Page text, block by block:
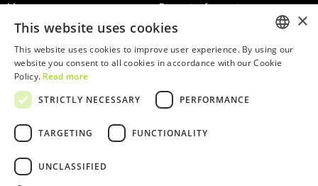
Museos
Agenda
Noticias
Restaurantes
Tarjeta WOW
Grupos y eventos
Servicio educativo
Preguntas frecuentes
Términos y condiciones
Política de privacidad y cookies
Trabaja con nosotros
Libro de reclamaciones
ENGLISH
×
This website uses cookies
This website uses cookies to improve user experience. By using our
website you consent to all cookies in accordance with our Cookie
Policy. Read more
STRICTLY NECESSARY
PERFORMANCE
TARGETING FUNCTIONALITY
UNCLASSIFIED